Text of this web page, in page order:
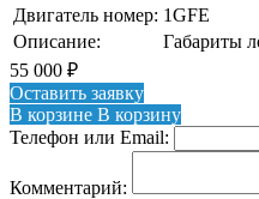
Двигатель номер: 1GFE
Описание:
Габариты
55 000 ₽
Оставить заявку
В корзине В корзину
Телефон или Email:
Комментарий: